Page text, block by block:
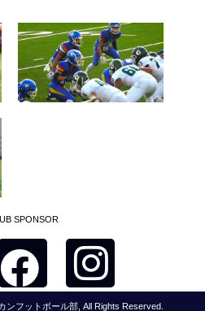
SPONSOR
ンフットボール部, All Rights Reserved.